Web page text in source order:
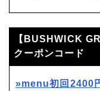
【BUSHWICK
クーポンコード
»menu初回2400